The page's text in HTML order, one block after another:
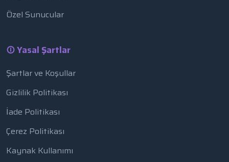
Özel Sunucular
Yasal Şartlar
Şartlar ve Koşullar
Gizlilik Politikası
İade Politikası
Çerez Politikası
Kaynak Kullanımı